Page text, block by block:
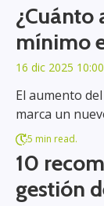
¿Cuánto
mínimo
16 dic 2025
El aumento
marca un
5 min read.
10
gestión